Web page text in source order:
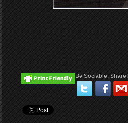
Be Sociable, Share!